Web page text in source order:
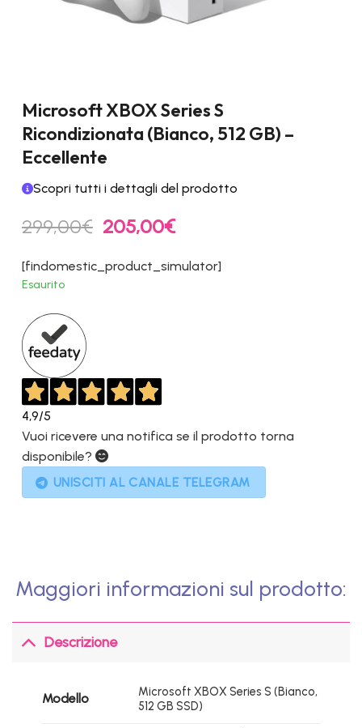
Microsoft XBOX Series S
Ricondizionata (Bianco, 512 GB) –
Eccellente
Scopri tutti i dettagli del prodotto
299,00€ Il
prezzo
originale
era:
205,00€Il
attuale
è:
[findomestic_product_simulator]
Esaurito
4,9/5
Vuoi ricevere una notifica se il prodotto torna
disponibile?
UNISCITI AL CANALE TELEGRAM
Maggiori informazioni sul prodotto:
Descrizione
Modello
Microsoft XBOX Series S (Bianco,
512 GB SSD)